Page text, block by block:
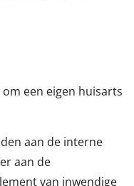
een eigen huisarts
aan de interne
aan de
van inwendige